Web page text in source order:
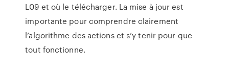
L09 et où le télécharger. La mise à jour est
importante pour comprendre clairement
l’algorithme des actions et s’y tenir pour que
tout fonctionne.